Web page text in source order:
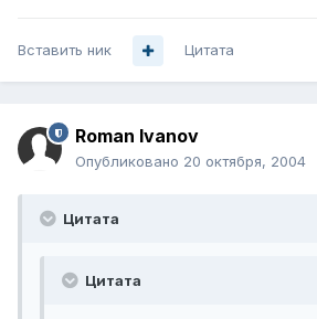
Вставить ник Цитата
Roman Ivanov
Опубликовано 20 октября, 2004
Цитата
Цитата